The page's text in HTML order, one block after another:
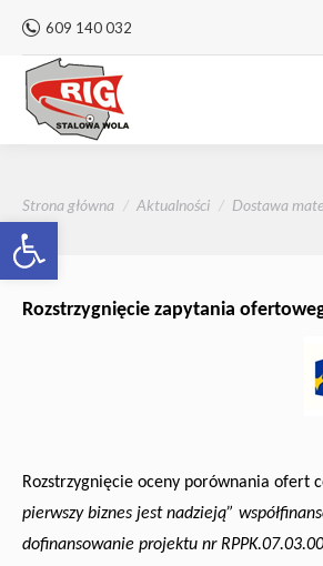
Otwórz pasek narzędzi
609 140 032
Jesteś tutaj:
Strona główna Aktualności Dostawa
Rozstrzygnięcie zapytania
Rozstrzygnięcie oceny porównania ofert
pierwszy biznes jest nadzieją”
dofinansowanie projektu nr